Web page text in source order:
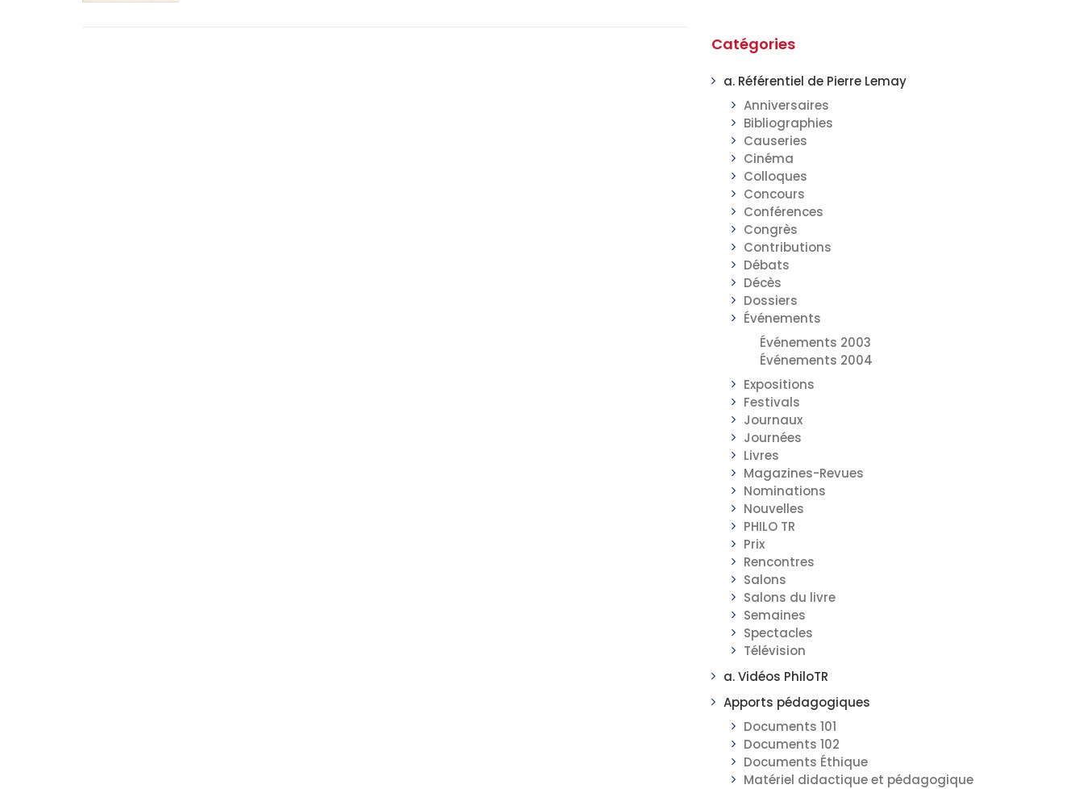
Catégories
a. Référentiel de Pierre Lemay
Anniversaires
Bibliographies
Causeries
Cinéma
Colloques
Concours
Conférences
Congrès
Contributions
Débats
Décès
Dossiers
Événements
Événements 2003
Événements 2004
Expositions
Festivals
Journaux
Journées
Livres
Magazines-Revues
Nominations
Nouvelles
PHILO TR
Prix
Rencontres
Salons
Salons du livre
Semaines
Spectacles
Télévision
a. Vidéos PhiloTR
Apports pédagogiques
Documents 101
Documents 102
Documents Éthique
Matériel didactique et pédagogique